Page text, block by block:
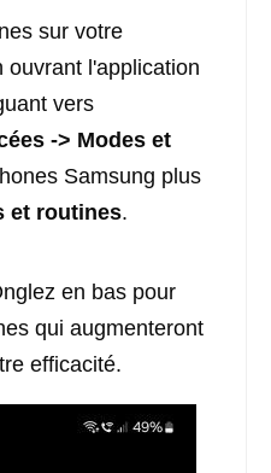
sur votre
ouvrant l'application
vers
-> Modes et
Samsung plus
et routines.
en bas pour
qui augmenteront
efficacité.